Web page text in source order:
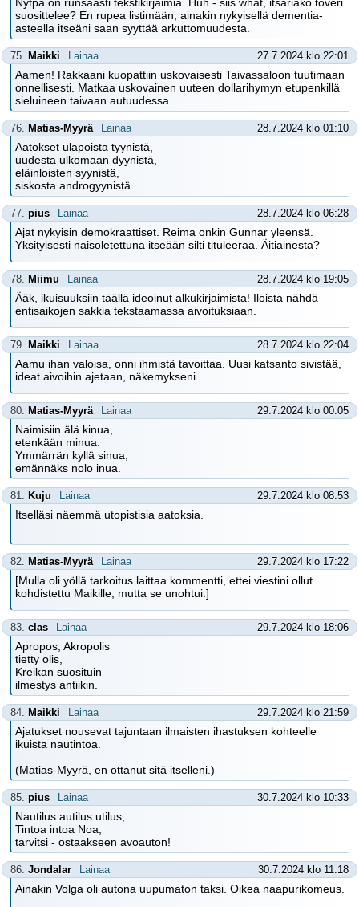
suosittelee? En rupea listimään, ainakin nykyisellä dementia-
asteella itseäni saan syyttää arkuttomuudesta.
75. Maikki Lainaa 27.7.2024 klo 22:01
Aamen! Rakkaani kuopattiin uskovaisesti Taivassaloon tuutimaan
onnellisesti. Matkaa uskovainen uuteen dollarihymyn etupenkillä
sieluineen taivaan autuudessa.
76. Matias-Myyrä Lainaa 28.7.2024 klo 01:10
Aatokset ulapoista tyynistä,
uudesta ulkomaan dyynistä,
eläinloisten syynistä,
siskosta androgyynistä.
77. pius Lainaa 28.7.2024 klo 06:28
Ajat nykyisin demokraattiset. Reima onkin Gunnar yleensä.
Yksityisesti naisoletettuna itseään silti tituleeraa. Äitiainesta?
78. Miimu Lainaa 28.7.2024 klo 19:05
Ääk, ikuisuuksiin täällä ideoinut alkukirjaimista! Iloista nähdä
entisaikojen sakkia tekstaamassa aivoituksiaan.
79. Maikki Lainaa 28.7.2024 klo 22:04
Aamu ihan valoisa, onni ihmistä tavoittaa. Uusi katsanto sivistää,
ideat aivoihin ajetaan, näkemykseni.
80. Matias-Myyrä Lainaa 29.7.2024 klo 00:05
Naimisiin älä kinua,
etenkään minua.
Ymmärrän kyllä sinua,
emännäks nolo inua.
81. Kuju Lainaa 29.7.2024 klo 08:53
Itselläsi näemmä utopistisia aatoksia.
82. Matias-Myyrä Lainaa 29.7.2024 klo 17:22
[Mulla oli yöllä tarkoitus laittaa kommentti, ettei viestini ollut
kohdistettu Maikille, mutta se unohtui.]
83. clas Lainaa 29.7.2024 klo 18:06
Apropos, Akropolis
tietty olis,
Kreikan suosituin
ilmestys antiikin.
84. Maikki Lainaa 29.7.2024 klo 21:59
Ajatukset nousevat tajuntaan ilmaisten ihastuksen kohteelle
ikuista nautintoa.
(Matias-Myyrä, en ottanut sitä itselleni.)
85. pius Lainaa 30.7.2024 klo 10:33
Nautilus autilus utilus,
Tintoa intoa Noa,
tarvitsi - ostaakseen avoauton!
86. Jondalar Lainaa 30.7.2024 klo 11:18
Ainakin Volga oli autona uupumaton taksi. Oikea naapurikomeus.